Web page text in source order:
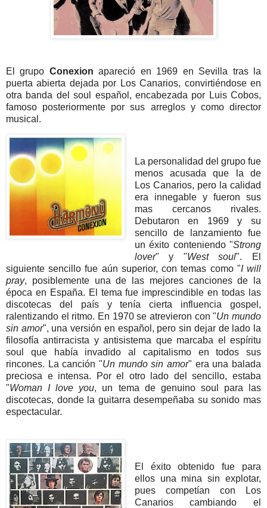
El grupo Conexion apareció en 1969 en Sevilla tras la
puerta abierta dejada por Los Canarios, convirtiéndose en
otra banda del soul español, encabezada por Luis Cobos,
famoso posteriormente por sus arreglos y como director
musical.
La personalidad del grupo fue
menos acusada que la de
Los Canarios, pero la calidad
era innegable y fueron sus
mas cercanos rivales.
Debutaron en 1969 y su
sencillo de lanzamiento fue
un éxito conteniendo "Strong
lover" y "West soul". El
siguiente sencillo fue aún superior, con temas como "I will
pray, posiblemente una de las mejores canciones de la
época en España. El tema fue imprescindible en todas las
discotecas del país y tenía cierta influencia gospel,
ralentizando el ritmo. En 1970 se atrevieron con "Un mundo
sin amor", una versión en español, pero sin dejar de lado la
filosofía antirracista y antisistema que marcaba el espíritu
soul que había invadido al capitalismo en todos sus
rincones. La canción "Un mundo sin amor" era una balada
preciosa e intensa. Por el otro lado del sencillo, estaba
"Woman I love you, un tema de genuino soul para las
discotecas, donde la guitarra desempeñaba su sonido mas
espectacular.
El éxito obtenido fue para
ellos una mina sin explotar,
pues competían con Los
Canarios cambiando el